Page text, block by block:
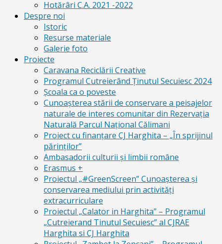
Hotărâri C.A. 2021 -2022
Despre noi
Istoric
Resurse materiale
Galerie foto
Proiecte
Caravana Reciclării Creative
Programul Cutreierând Ținutul Secuiesc 2024
Școala ca o poveste
Cunoaşterea stării de conservare a peisajelor
naturale de interes comunitar din Rezervaţia
Naturală Parcul Naţional Călimani
Proiect cu finanţare CJ Harghita – „În sprijinul
părinţilor”
Ambasadorii culturii și limbii române
Erasmus +
Proiectul „#GreenScreen” Cunoașterea şi
conservarea mediului prin activităţi
extracurriculare
Proiectul „Calator in Harghita” – Programul
„Cutreierand Tinutul Secuiesc” al CJRAE
Harghita si CJ Harghita